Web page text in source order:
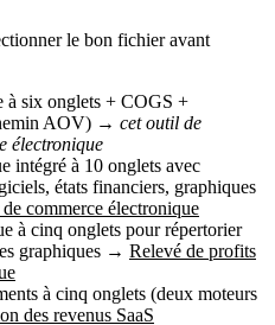
le bon fichier avant
à six onglets + COGS +
AOV) → cet outil de
électronique
intégré à 10 onglets avec
états financiers, graphiques
commerce électronique
à cinq onglets pour répertorier
graphiques → Relevé de profits
à cinq onglets (deux moteurs
des revenus SaaS